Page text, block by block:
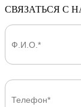
СВЯЗАТЬСЯ С